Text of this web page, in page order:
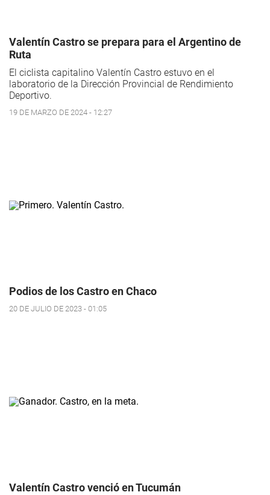
Valentín Castro se prepara para el Argentino de
Ruta
El ciclista capitalino Valentín Castro estuvo en el
laboratorio de la Dirección Provincial de Rendimiento
Deportivo.
19 DE MARZO DE 2024 - 12:27
Podios de los Castro en Chaco
20 DE JULIO DE 2023 - 01:05
Valentín Castro venció en Tucumán